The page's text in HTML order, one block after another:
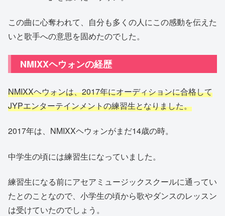
この曲に心奪われて、自分も多くの人にこの感動を伝えた
いと歌手への意思を固めたのでした。
NMIXXヘウォンの経歴
NMIXXヘウォンは、2017年にオーディションに合格して
JYPエンターテインメントの練習生となりました。
2017年は、NMIXXヘウォンがまだ14歳の時。
中学生の頃には練習生になっていました。
練習生になる前にアセアミュージックスクールに通ってい
たとのことなので、小学生の頃から歌やダンスのレッスン
は受けていたのでしょう。